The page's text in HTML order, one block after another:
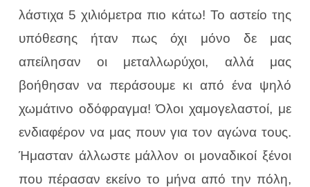
λάστιχα 5 χιλιόμετρα πιο κάτω! Το αστείο της
υπόθεσης ήταν πως όχι μόνο δε μας
απείλησαν οι μεταλλωρύχοι, αλλά μας
βοήθησαν να περάσουμε κι από ένα ψηλό
χωμάτινο οδόφραγμα! Όλοι χαμογελαστοί, με
ενδιαφέρον να μας πουν για τον αγώνα τους.
Ήμασταν άλλωστε μάλλον οι μοναδικοί ξένοι
που πέρασαν εκείνο το μήνα από την πόλη,